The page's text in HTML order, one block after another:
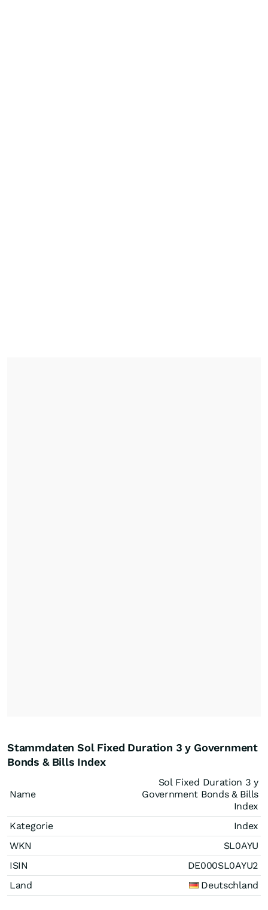
Stammdaten Sol Fixed Duration 3 y Government
Bonds & Bills Index
Name
Sol Fixed Duration 3 y
Government Bonds & Bills
Index
Kategorie
Index
WKN
SL0AYU
ISIN
DE000SL0AYU2
Land
Deutschland